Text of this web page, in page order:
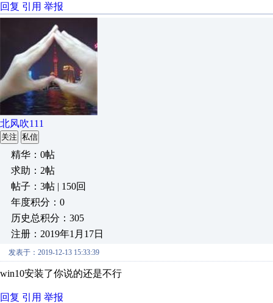
回复 引用 举报
北风吹111
关注 私信
精华：0帖
求助：2帖
帖子：3帖 | 150回
年度积分：0
历史总积分：305
注册：2019年1月17日
发表于：2019-12-13 15:33:39
win10安装了你说的还是不行
回复 引用 举报